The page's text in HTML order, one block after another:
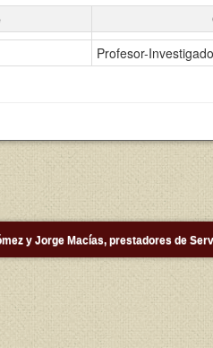
Profesor-
y Jorge Macías, prestadores de